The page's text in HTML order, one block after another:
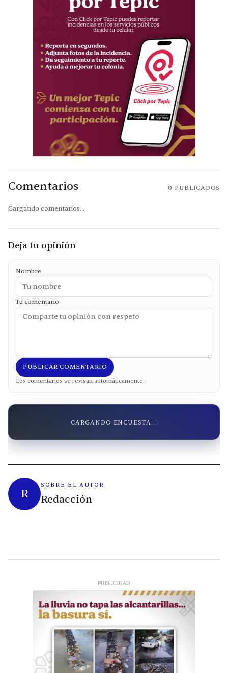
Comentarios 0 PUBLICADOS
Cargando comentarios...
Deja tu opinión
Nombre
Tu comentario
PUBLICAR COMENTARIO
Los comentarios se revisan automáticamente.
CARGANDO ENCUESTA...
R
SOBRE EL AUTOR
Redacción
PUBLICIDAD